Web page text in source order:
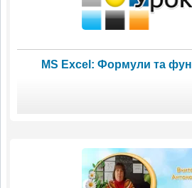
MS Excel: Формули та